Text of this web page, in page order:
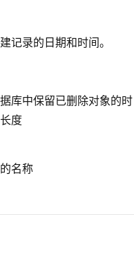
记录的日期和时间。
库中保留已删除对象的时
度
名称